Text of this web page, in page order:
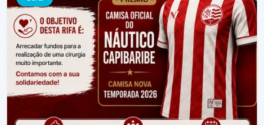
nossos atletas. Nossa meta é arrecadar R$ 8.000,00 ,
valor destinado integralmente à renovação da área de
treinamento.